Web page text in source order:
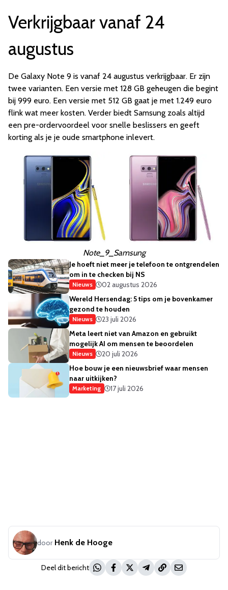
Verkrijgbaar vanaf 24
augustus
De Galaxy Note 9 is vanaf 24 augustus verkrijgbaar. Er zijn
twee varianten. Een versie met 128 GB geheugen die begint
bij 999 euro. Een versie met 512 GB gaat je met 1.249 euro
flink wat meer kosten. Verder biedt Samsung zoals altijd
een pre-ordervoordeel voor snelle beslissers en geeft
korting als je je oude smartphone inlevert.
Note_9_Samsung
Je hoeft niet meer je telefoon te ontgrendelen
om in te checken bij NS
Nieuws
02 augustus 2026
Wereld Hersendag: 5 tips om je bovenkamer
gezond te houden
Nieuws
23 juli 2026
Meta leert niet van Amazon en gebruikt
mogelijk AI om mensen te beoordelen
Nieuws
20 juli 2026
Hoe bouw je een nieuwsbrief waar mensen
naar uitkijken?
Marketing 17 juli 2026
door Henk de Hooge
Deel dit bericht